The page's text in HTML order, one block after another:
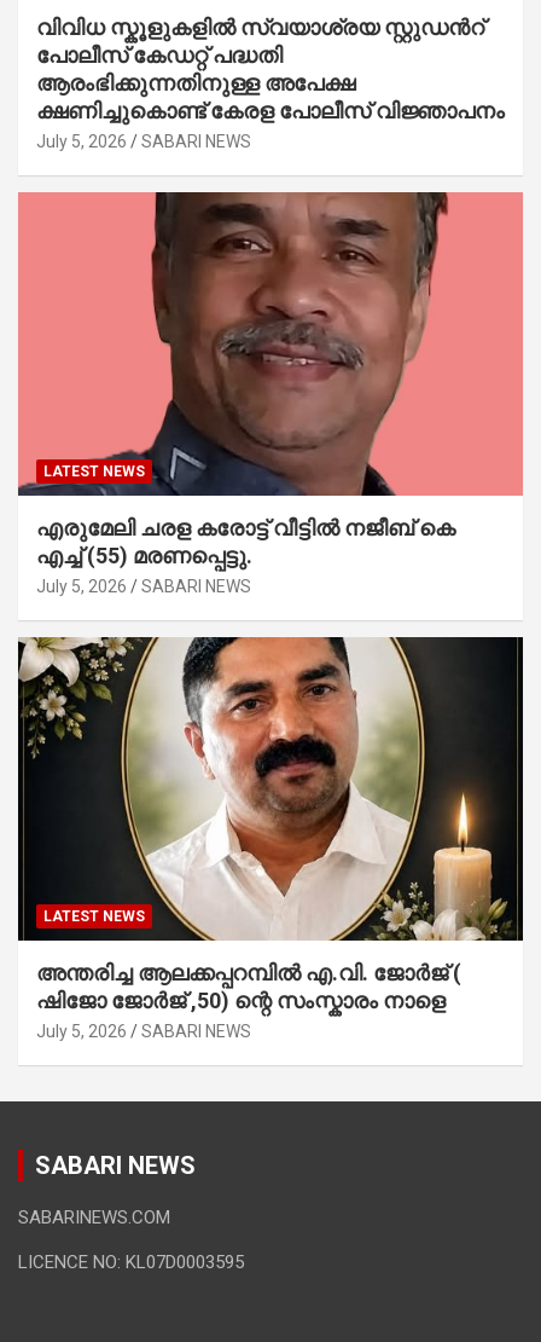
വിവിധ സ്കൂളുകളില്‍ സ്വയാശ്രയ സ്റ്റുഡന്‍റ്
പോലീസ് കേഡറ്റ് പദ്ധതി
ആരംഭിക്കുന്നതിനുള്ള അപേക്ഷ
ക്ഷണിച്ചുകൊണ്ട് കേരള പോലീസ് വിജ്ഞാപനം
July 5, 2026 SABARI NEWS
LATEST NEWS
എരുമേലി ചരള കരോട്ട് വീട്ടിൽ നജീബ് കെ
എച്ച് (55) മരണപ്പെട്ടു.
July 5, 2026 SABARI NEWS
LATEST NEWS
അന്തരിച്ച ആ​ല​ക്ക​പ്പ​റമ്പിൽ​ എ.​വി. ജോ​ർ​ജ് (
ഷിജോ ജോർജ് ,50) ന്റെ സംസ്കാരം നാളെ
July 5, 2026 SABARI NEWS
SABARI NEWS
SABARINEWS.COM
LICENCE NO: KL07D0003595